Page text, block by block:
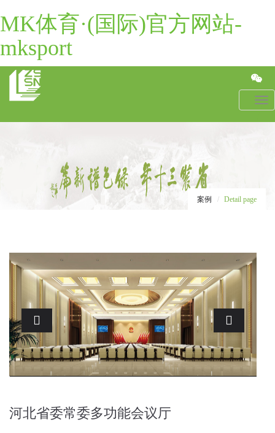
MK体育·(国际)官方网站-
mksport
案例 Detail page
Previous Next
河北省委常委多功能会议厅